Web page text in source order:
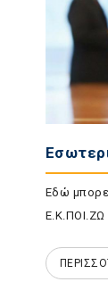
Εδώ
Ε.Κ.ΠΟΙ.ΖΩ